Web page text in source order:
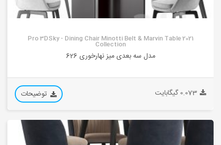
Pro 3DSky - Dining Chair Minotti Belt & Marvin Table 2021
Collection
مدل سه بعدی میز نهارخوری 626
0.073 گیگابایت توضیحات